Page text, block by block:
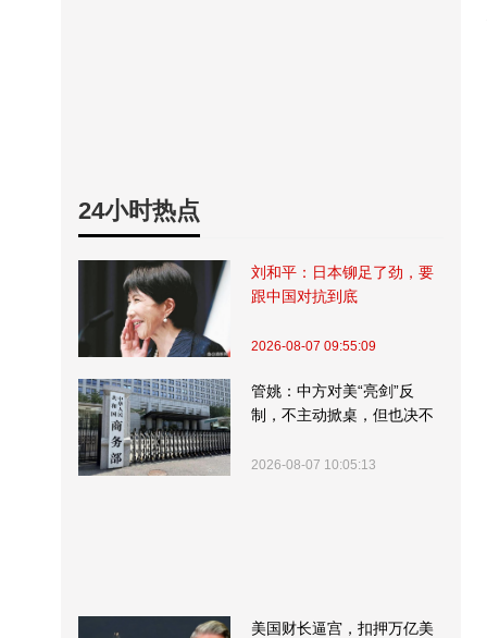
24小时热点
刘和平：日本铆足了劲，要
跟中国对抗到底
2026-08-07 09:55:09
管姚：中方对美“亮剑”反
制，不主动掀桌，但也决不
2026-08-07 10:05:13
美国财长逼宫，扣押万亿美